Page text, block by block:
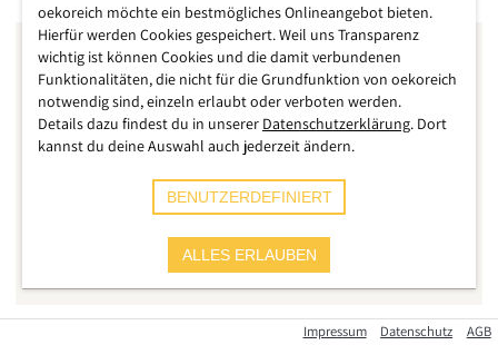
Impressum Datenschutz AGB
oekoreich möchte ein bestmögliches Onlineangebot bieten.
Hierfür werden Cookies gespeichert. Weil uns Transparenz
wichtig ist können Cookies und die damit verbundenen
Funktionalitäten, die nicht für die Grundfunktion von oekoreich
notwendig sind, einzeln erlaubt oder verboten werden.
Details dazu findest du in unserer Datenschutzerklärung. Dort
kannst du deine Auswahl auch jederzeit ändern.
BENUTZERDEFINIERT
ALLES ERLAUBEN